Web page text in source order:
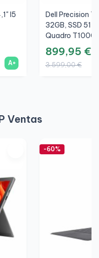
I5
A+
Dell Precision
32GB, SSD
Quadro T1000
899,95 €
3.599,00 €
Ventas
-60%